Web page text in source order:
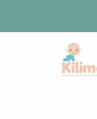
Продължете